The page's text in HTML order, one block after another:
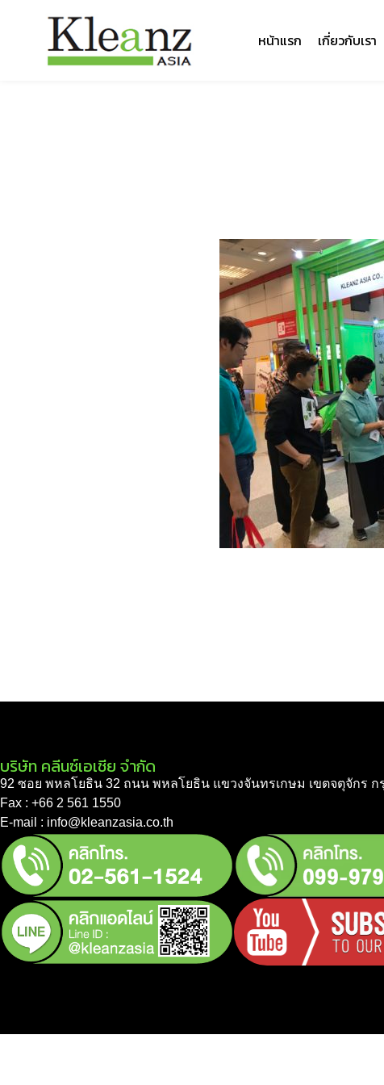
หน้าแรก เกี่ยวกับเรา
บริษัท คลีนซ์เอเชีย จำกัด
92 ซอย พหลโยธิน 32 ถนน พหลโยธิน แขวงจันทรเกษม เขตจตุจักร ก
Fax : +66 2 561 1550
E-mail : info@kleanzasia.co.th